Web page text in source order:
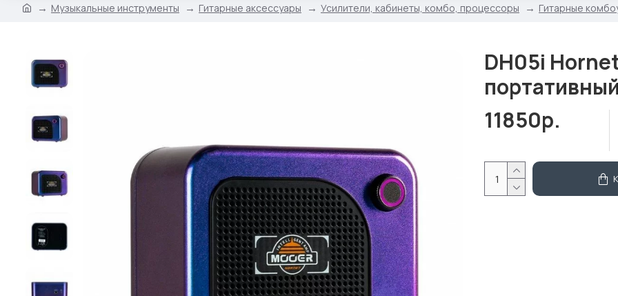
Музыкальные инструменты Гитарные аксессуары Усилители, кабинеты, комбо, процессоры Гитарные
DH05i
11850р.